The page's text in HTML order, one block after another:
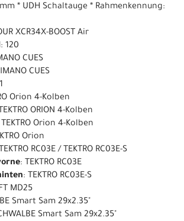
* UDH Schaltauge * Rahmenkennung:
XCR34X-BOOST Air
: 120
CUES
CUES
Orion 4-Kolben
ORION 4-Kolben
TEKTRO Orion 4-Kolben
Orion
RC03E / TEKTRO RC03E-S
: TEKTRO RC03E
: TEKTRO RC03E-S
MD25
Smart Sam 29x2.35"
Smart Sam 29x2.35"